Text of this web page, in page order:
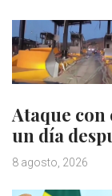
Ataque con
un día
8 agosto, 2026